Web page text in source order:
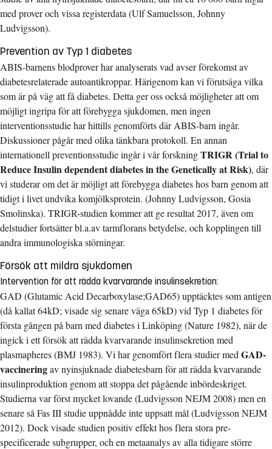
med prover och vissa registerdata (Ulf Samuelsson, Johnny
Ludvigsson).
Prevention av Typ 1 diabetes
ABIS-barnens blodprover har analyserats vad avser förekomst av
diabetesrelaterade autoantikroppar. Härigenom kan vi förutsäga vilka
som är på väg att få diabetes. Detta ger oss också möjligheter att om
möjligt ingripa för att förebygga sjukdomen, men ingen
interventionsstudie har hittills genomförts där ABIS-barn ingår.
Diskussioner pågår med olika tänkbara protokoll. En annan
internationell preventionsstudie ingår i vår forskningTRIGR (Trial to
Reduce Insulin dependent diabetes in the Genetically at Risk), där
vi studerar om det är möjligt att förebygga diabetes hos barn genom att
tidigt i livet undvika komjölksprotein. (Johnny Ludvigsson, Gosia
Smolinska). TRIGR-studien kommer att ge resultat 2017, även om
delstudier fortsätter bl.a.av tarmflorans betydelse, och kopplingen till
andra immunologiska störningar.
Försök att mildra sjukdomen
Intervention för att rädda kvarvarande insulinsekretion:
GAD (Glutamic Acid Decarboxylase;GAD65) upptäcktes som antigen
(då kallat 64kD; visade sig senare väga 65kD) vid Typ 1 diabetes för
första gången på barn med diabetes i Linköping (Nature 1982), när de
ingick i ett försök att rädda kvarvarande insulinsekretion med
plasmapheres (BMJ 1983). Vi har genomfört flera studier med GAD-
vaccineringav nyinsjuknade diabetesbarn för att rädda kvarvarande
insulinproduktion genom att stoppa det pågående inbördeskriget.
Studierna var först mycket lovande (Ludvigsson NEJM 2008) men en
senare så Fas III studie uppnådde inte uppsatt mål (Ludvigsson NEJM
2012). Dock visade studien positiv effekt hos flera stora pre-
specificerade subgrupper, och en metaanalys av alla tidigare större